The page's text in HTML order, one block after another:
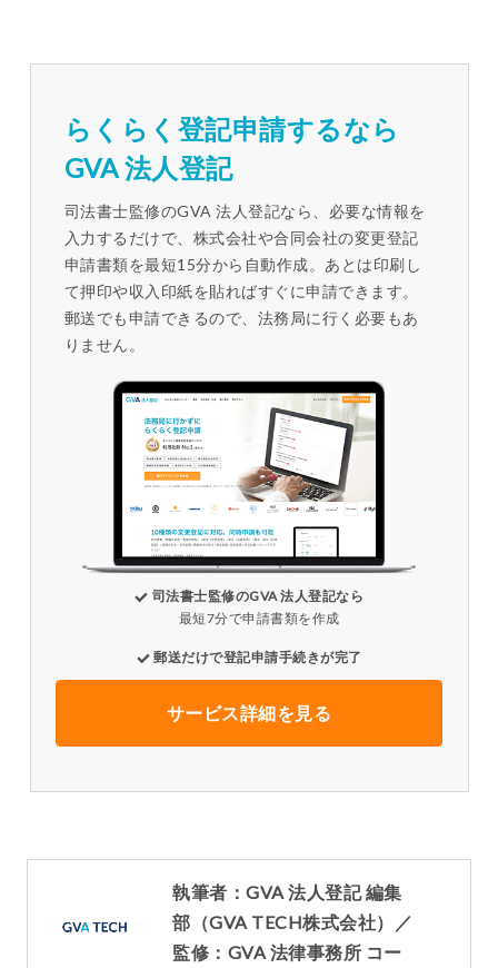
らくらく登記申請するなら
GVA 法人登記
司法書士監修のGVA 法人登記なら、必要な情報を
入力するだけで、株式会社や合同会社の変更登記
申請書類を最短15分から自動作成。あとは印刷し
て押印や収入印紙を貼ればすぐに申請できます。
郵送でも申請できるので、法務局に行く必要もあ
りません。
司法書士監修のGVA 法人登記なら
最短7分で申請書類を作成
郵送だけで登記申請手続きが完了
サービス詳細を見る
執筆者：GVA 法人登記 編集
部（GVA TECH株式会社）／
監修：GVA 法律事務所 コー